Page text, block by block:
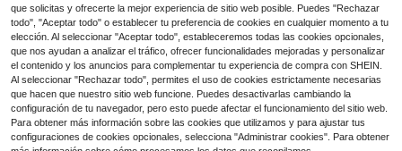
Local Juego de 2 dispositivos para
desengrasar camarones HIC Harold
Import Co. Inc 509-HIC
Solo quedan 4
13
Envío Rápido
Free Shipping
1
que solicitas y ofrecerte la mejor experiencia de sitio web posible. Puedes "Rechazar
todo", "Aceptar todo" o establecer tu preferencia de cookies en cualquier momento a tu
elección. Al seleccionar "Aceptar todo", estableceremos todas las cookies opcionales,
que nos ayudan a analizar el tráfico, ofrecer funcionalidades mejoradas y personalizar
el contenido y los anuncios para complementar tu experiencia de compra con SHEIN.
Al seleccionar "Rechazar todo", permites el uso de cookies estrictamente necesarias
que hacen que nuestro sitio web funcione. Puedes desactivarlas cambiando la
configuración de tu navegador, pero esto puede afectar el funcionamiento del sitio web.
Para obtener más información sobre las cookies que utilizamos y para ajustar tus
configuraciones de cookies opcionales, selecciona "Administrar cookies". Para obtener